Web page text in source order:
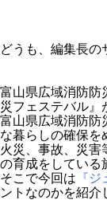
どうも、編集長の
富山県広域消防防
災フェステバル』
富山県広域消防防
な暮らしの確保を
火災、事故、災害
の育成をしている
そこで今回は 『
ントなのかを紹介